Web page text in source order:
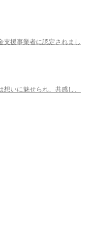
支援事業者に認定されまし
想いに魅せられ、共感し、